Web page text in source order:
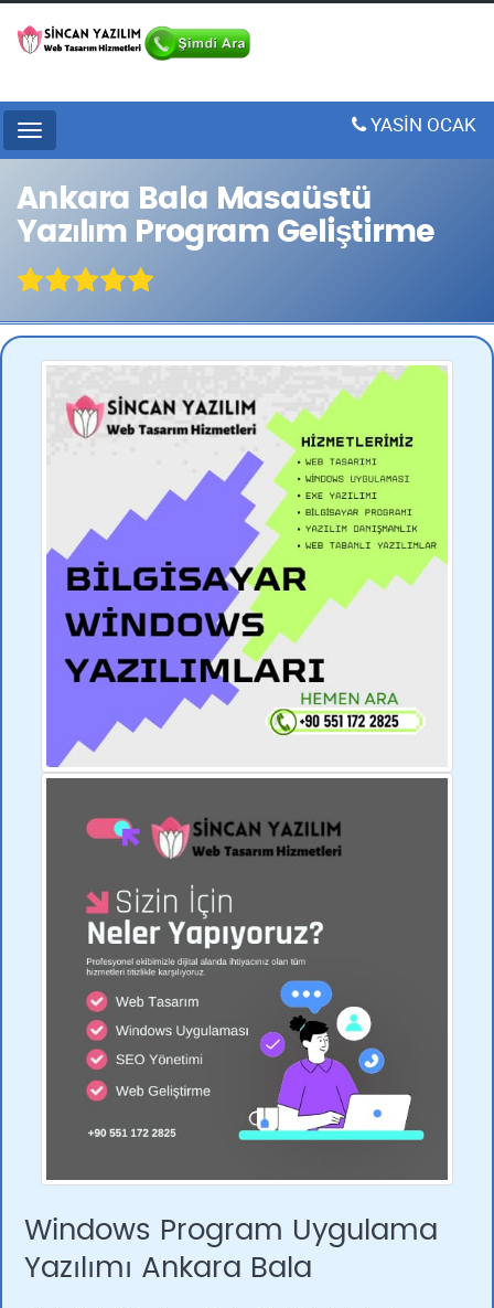
Menu YASİN OCAK
Ankara Bala Masaüstü
Yazılım Program Geliştirme
Windows Program Uygulama
Yazılımı Ankara Bala